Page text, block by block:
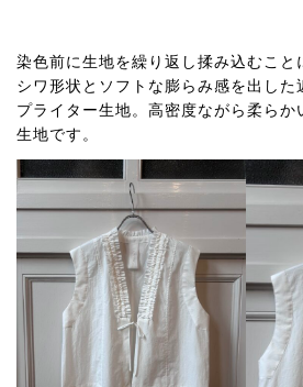
染色前に生地を繰り返し揉み込むこと
シワ形状とソフトな膨らみ感を出した
プライター生地。高密度ながら柔らか
生地です。